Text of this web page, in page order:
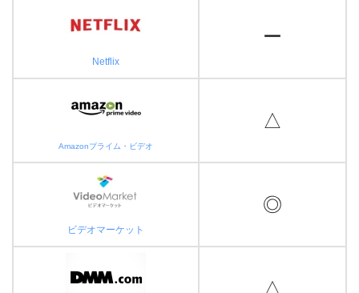
Netflix
ー
Amazonプライム・ビデオ
△
ビデオマーケット
◎
△